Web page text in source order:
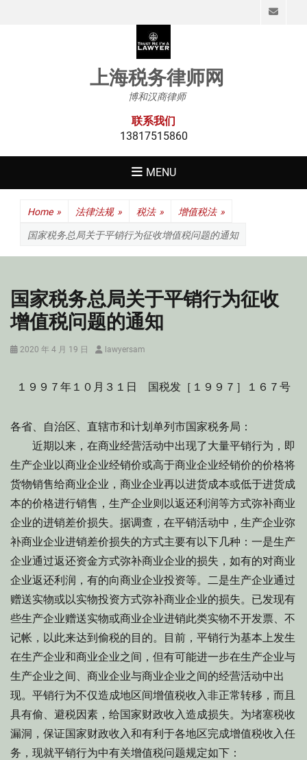
上海税务律师网
博和汉商律师
联系我们
13817515860
MENU
Home » 法律法规 » 税法 » 增值税法 »
国家税务总局关于平销行为征收增值税问题的通知
国家税务总局关于平销行为征收
增值税问题的通知
Posted
2020 年 4 月 19 日 Authorlawyersam
１９９７年１０月３１日 国税发［１９９７］１６７号
各省、自治区、直辖市和计划单列市国家税务局：
近期以来，在商业经营活动中出现了大量平销行为，即
生产企业以商业企业经销价或高于商业企业经销价的价格将
货物销售给商业企业，商业企业再以进货成本或低于进货成
本的价格进行销售，生产企业则以返还利润等方式弥补商业
企业的进销差价损失。据调查，在平销活动中，生产企业弥
补商业企业进销差价损失的方式主要有以下几种：一是生产
企业通过返还资金方式弥补商业企业的损失，如有的对商业
企业返还利润，有的向商业企业投资等。二是生产企业通过
赠送实物或以实物投资方式弥补商业企业的损失。已发现有
些生产企业赠送实物或商业企业进销此类实物不开发票、不
记帐，以此来达到偷税的目的。目前，平销行为基本上发生
在生产企业和商业企业之间，但有可能进一步在生产企业与
生产企业之间、商业企业与商业企业之间的经营活动中出
现。平销行为不仅造成地区间增值税收入非正常转移，而且
具有偷、避税因素，给国家财政收入造成损失。为堵塞税收
漏洞，保证国家财政收入和有利于各地区完成增值税收入任
务，现就平销行为中有关增值税问题规定如下：